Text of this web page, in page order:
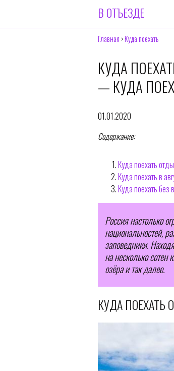
В ОТЪЕЗДЕ
Главная ›Куда поехать
КУДА
— КУДА
01.01.2020
Содержание:
Куда поехать
Куда поехать в
Куда поехать без
Россия настолько
национальностей,
заповедники.
на несколько
озёра и так далее.
КУДА ПОЕХАТЬ